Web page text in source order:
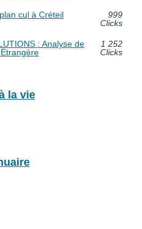
cul à Créteil
999
Clicks
: Analyse de
1 252
Clicks
la vie